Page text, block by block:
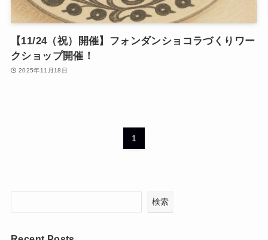
【11/24（祝）開催】フォンダンショコラづくりワー
クショップ開催！
2025年11月18日
1
検索